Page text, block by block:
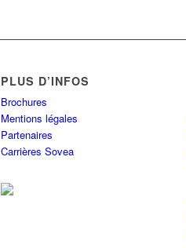
PLUS D’INFOS
Brochures
Mentions légales
Partenaires
Carrières Sovea